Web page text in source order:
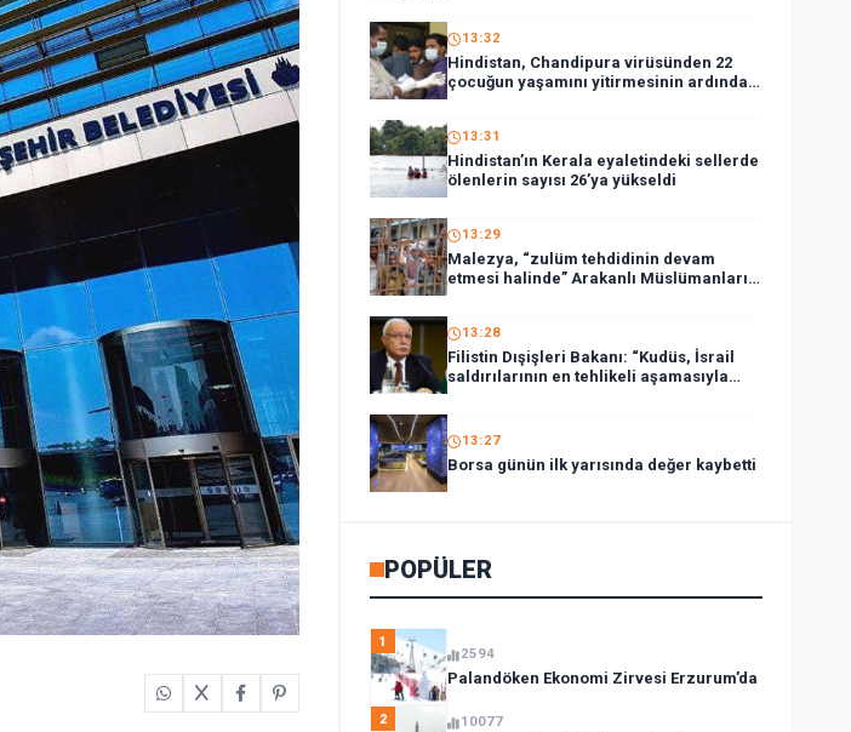
13:32
Hindistan, Chandipura virüsünden 22
çocuğun yaşamını yitirmesinin ardından
ulusal müdahale ekibi görevlendirdi
13:31
Hindistan’ın Kerala eyaletindeki sellerde
ölenlerin sayısı 26’ya yükseldi
13:29
Malezya, “zulüm tehdidinin devam
etmesi halinde” Arakanlı Müslümanları
geri göndermeyecek
13:28
Filistin Dışişleri Bakanı: “Kudüs, İsrail
saldırılarının en tehlikeli aşamasıyla
karşı karşıya”
13:27
Borsa günün ilk yarısında değer kaybetti
POPÜLER
1
2594
Palandöken Ekonomi Zirvesi Erzurum’da
2 10077